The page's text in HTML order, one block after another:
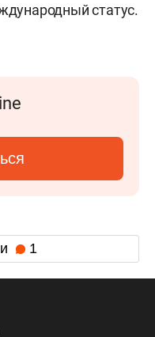
статус.
1